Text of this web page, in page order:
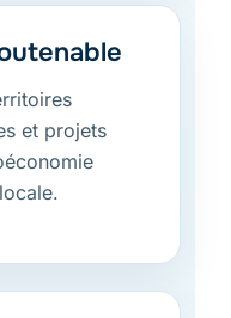
et projets